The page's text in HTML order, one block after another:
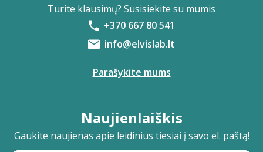
Turite klausimų? Susisiekite su mumis
+370 667 80 541
info@elvislab.lt
Parašykite mums
Naujienlaiškis
Gaukite naujienas apie leidinius tiesiai į savo el. paštą!